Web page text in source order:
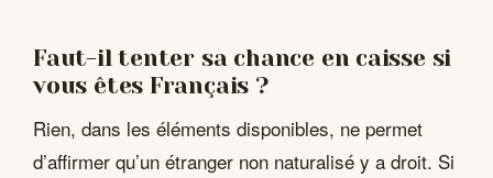
Faut-il tenter sa chance en caisse si
vous êtes Français ?
Rien, dans les éléments disponibles, ne permet
d’affirmer qu’un étranger non naturalisé y a droit. Si